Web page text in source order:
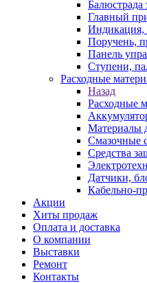
Балюстрада
Главный
Индикация,
Поручень,
Панель
Ступени,
Расходные
Назад
Расходные
Материалы
Смазочные
Средства
Датчики,
Кабельно-
Акции
Хиты продаж
Оплата и доставка
О компании
Выставки
Ремонт
Контакты